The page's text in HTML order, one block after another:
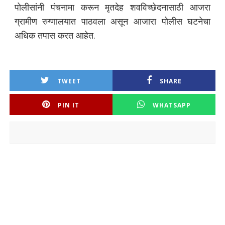
पोलीसांनी पंचनामा करून मृतदेह शवविच्छेदनासाठी आजरा
ग्रामीण रुग्णालयात पाठवला असून आजारा पोलीस घटनेचा
अधिक तपास करत आहेत.
TWEET SHARE
PIN IT WHATSAPP